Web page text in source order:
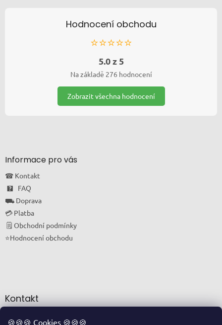
🍪🍪🍪 Cookies 🍪🍪🍪
Hodnocení obchodu
⭐⭐⭐⭐⭐
5.0 z 5
Na základě 276 hodnocení
Zobrazit všechna hodnocení
Informace pro vás
☎ Kontakt
🯄 FAQ
⛟ Doprava
💳 Platba
🗒 Obchodní podmínky
⭐Hodnocení obchodu
Kontakt
info @ oriskovapohotovost.cz